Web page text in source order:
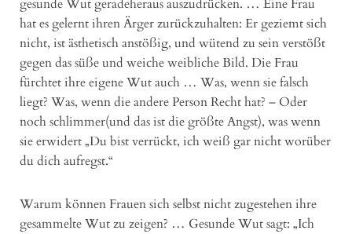
gesunde Wut geradeheraus auszudrücken. … Eine Frau
hat es gelernt ihren Ärger zurückzuhalten: Er geziemt sich
nicht, ist ästhetisch anstößig, und wütend zu sein verstößt
gegen das süße und weiche weibliche Bild. Die Frau
fürchtet ihre eigene Wut auch … Was, wenn sie falsch
liegt? Was, wenn die andere Person Recht hat? – Oder
noch schlimmer(und das ist die größte Angst), was wenn
sie erwidert „Du bist verrückt, ich weiß gar nicht worüber
du dich aufregst.“
Warum können Frauen sich selbst nicht zugestehen ihre
gesammelte Wut zu zeigen? … Gesunde Wut sagt: „Ich